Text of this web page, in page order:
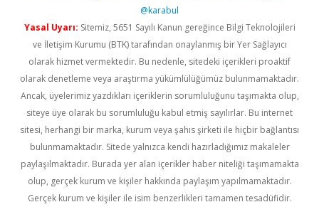
@karabul
Yasal Uyarı: Sitemiz, 5651 Sayılı Kanun gereğince Bilgi Teknolojileri
ve İletişim Kurumu (BTK) tarafından onaylanmış bir Yer Sağlayıcı
olarak hizmet vermektedir. Bu nedenle, sitedeki içerikleri proaktif
olarak denetleme veya araştırma yükümlülüğümüz bulunmamaktadır.
Ancak, üyelerimiz yazdıkları içeriklerin sorumluluğunu taşımakta olup,
siteye üye olarak bu sorumluluğu kabul etmiş sayılırlar. Bu internet
sitesi, herhangi bir marka, kurum veya şahıs şirketi ile hiçbir bağlantısı
bulunmamaktadır. Sitede yalnızca kendi hazırladığımız makaleler
paylaşılmaktadır. Burada yer alan içerikler haber niteliği taşımamakta
olup, gerçek kurum ve kişiler hakkında paylaşım yapılmamaktadır.
Gerçek kurum ve kişiler ile isim benzerlikleri tamamen tesadüfidir.